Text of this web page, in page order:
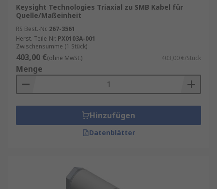
Keysight Technologies Triaxial zu SMB Kabel für
Quelle/Maßeinheit
RS Best.-Nr. 267-3561
Herst. Teile-Nr. PX0103A-001
Zwischensumme (1 Stück)
403,00 €(ohne MwSt.) 403,00 €/Stück
Menge
Hinzufügen
Datenblätter